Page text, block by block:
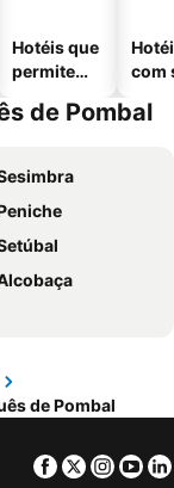
Hotéis que
permitem
com
de Pombal
de Pombal
Facebook
Twitter